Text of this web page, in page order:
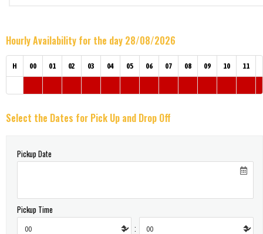
Hourly Availability for the day 28/08/2026
H 00 01 02 03 04 05 06 07 08 09 10 11
Select the Dates for Pick Up and Drop Off
Pickup Date
Pickup Time
: